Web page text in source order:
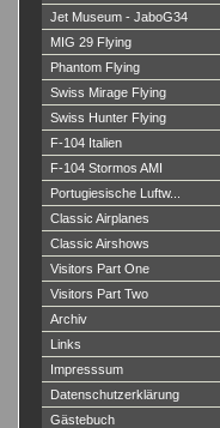
Jet Museum - JaboG34
MIG 29 Flying
Phantom Flying
Swiss Mirage Flying
Swiss Hunter Flying
F-104 Italien
F-104 Stormos AMI
Portugiesische Luftw...
Classic Airplanes
Classic Airshows
Visitors Part One
Visitors Part Two
Archiv
Links
Impresssum
Datenschutzerklärung
Gästebuch